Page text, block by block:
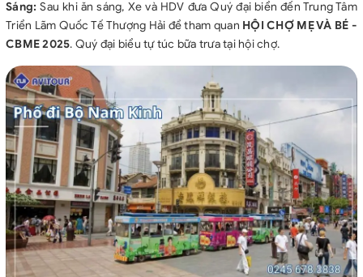
Sáng: Sau khi ăn sáng, Xe và HDV đưa Quý đại biển đến Trung Tâm
Triển Lãm Quốc Tế Thượng Hải để tham quan HỘI CHỢ MẸ VÀ BÉ -
CBME 2025. Quý đại biểu tự túc bữa trưa tại hội chợ.